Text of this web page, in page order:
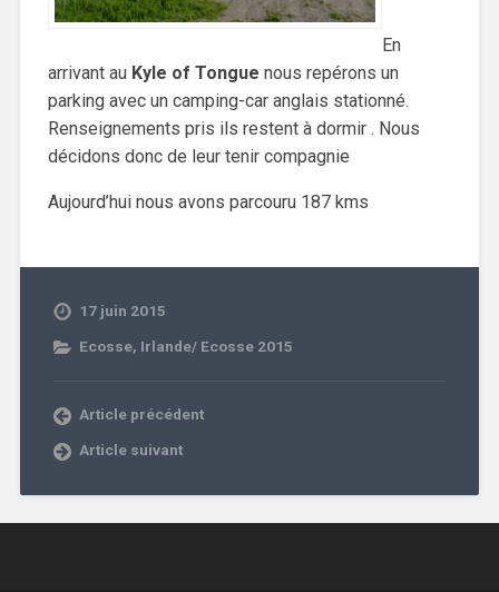
En
arrivant au Kyle of Tongue nous repérons un
parking avec un camping-car anglais stationné.
Renseignements pris ils restent à dormir . Nous
décidons donc de leur tenir compagnie
Aujourd’hui nous avons parcouru 187 kms
17 juin 2015
Ecosse, Irlande/ Ecosse 2015
Article précédent
Article suivant